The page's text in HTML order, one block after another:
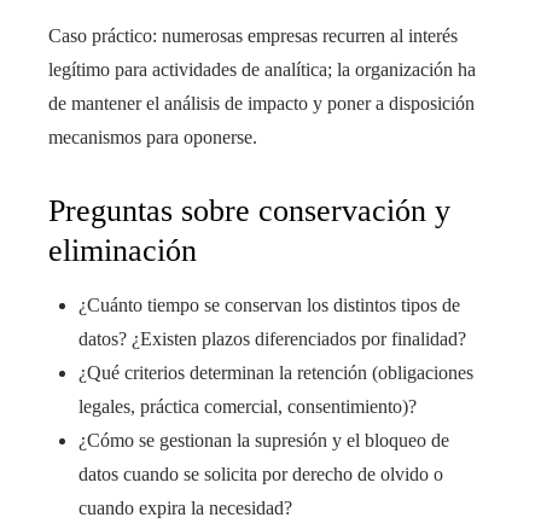
Caso práctico: numerosas empresas recurren al interés
legítimo para actividades de analítica; la organización ha
de mantener el análisis de impacto y poner a disposición
mecanismos para oponerse.
Preguntas sobre conservación y
eliminación
¿Cuánto tiempo se conservan los distintos tipos de
datos? ¿Existen plazos diferenciados por finalidad?
¿Qué criterios determinan la retención (obligaciones
legales, práctica comercial, consentimiento)?
¿Cómo se gestionan la supresión y el bloqueo de
datos cuando se solicita por derecho de olvido o
cuando expira la necesidad?